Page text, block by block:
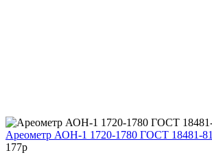
Ареометр АОН-1 1720-1780 ГОСТ 18481-81
177p